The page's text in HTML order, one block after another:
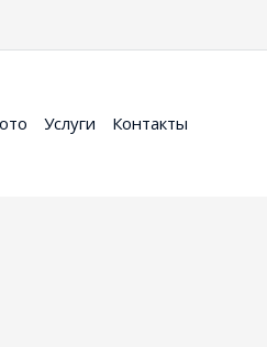
Услуги Контакты